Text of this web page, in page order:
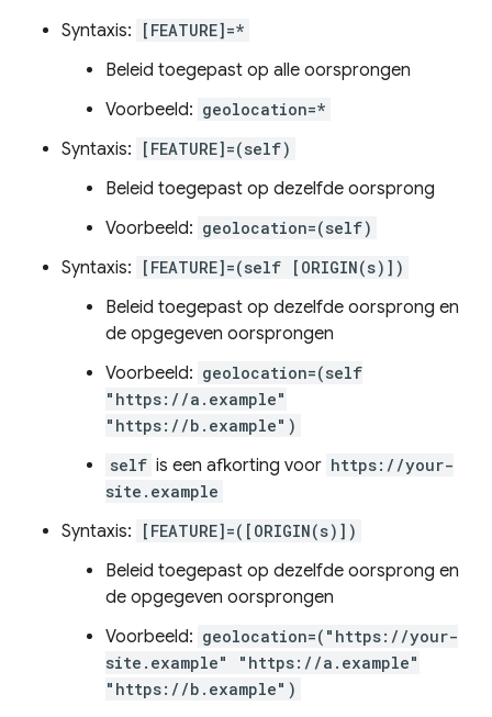
Syntaxis: [FEATURE]=*
Beleid toegepast op alle oorsprongen
Voorbeeld: geolocation=*
Syntaxis: [FEATURE]=(self)
Beleid toegepast op dezelfde oorsprong
Voorbeeld: geolocation=(self)
Syntaxis: [FEATURE]=(self [ORIGIN(s)])
Beleid toegepast op dezelfde oorsprong en
de opgegeven oorsprongen
Voorbeeld: geolocation=(self
"https://a.example"
"https://b.example")
self is een afkorting voor https://your-
site.example
Syntaxis: [FEATURE]=([ORIGIN(s)])
Beleid toegepast op dezelfde oorsprong en
de opgegeven oorsprongen
Voorbeeld: geolocation=("https://your-
site.example" "https://a.example"
"https://b.example")